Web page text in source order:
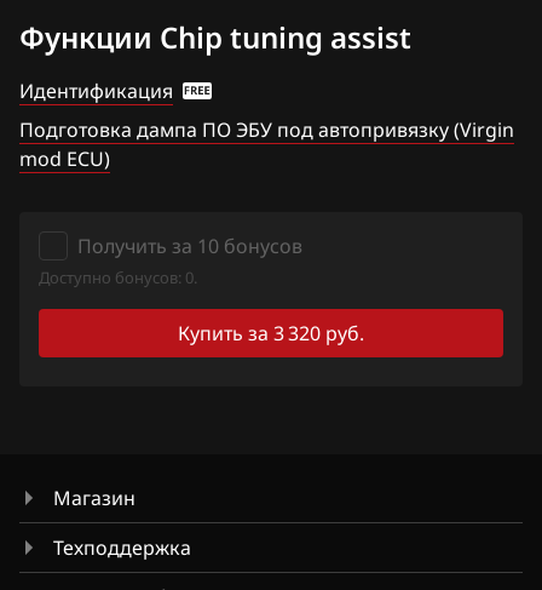
Haima
Hawtai
Honda
Howo
Hummer
Isuzu
Iveco
Функции Chip tuning assist
Идентификация
Подготовка дампа ПО ЭБУ под автопривязку (Virgin
mod ECU)
Получить за 10 бонусов
Доступно бонусов: 0.
Купить за 3 320 руб.
Магазин
Техподдержка